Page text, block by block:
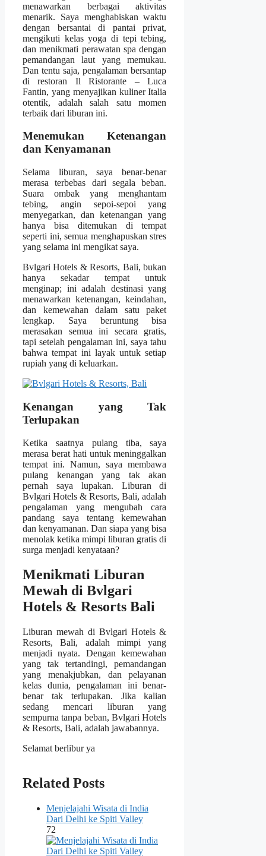
menawarkan berbagai aktivitas
menarik. Saya menghabiskan waktu
dengan bersantai di pantai privat,
mengikuti kelas yoga di tepi tebing,
dan menikmati perawatan spa dengan
pemandangan laut yang memukau.
Dan tentu saja, pengalaman bersantap
di restoran Il Ristorante – Luca
Fantin, yang menyajikan kuliner Italia
otentik, adalah salah satu momen
terbaik dari liburan ini.
Menemukan Ketenangan
dan Kenyamanan
Selama liburan, saya benar-benar
merasa terbebas dari segala beban.
Suara ombak yang menghantam
tebing, angin sepoi-sepoi yang
menyegarkan, dan ketenangan yang
hanya bisa ditemukan di tempat
seperti ini, semua menghapuskan stres
yang selama ini mengikat saya.
Bvlgari Hotels & Resorts, Bali, bukan
hanya sekadar tempat untuk
menginap; ini adalah destinasi yang
menawarkan ketenangan, keindahan,
dan kemewahan dalam satu paket
lengkap. Saya beruntung bisa
merasakan semua ini secara gratis,
tapi setelah pengalaman ini, saya tahu
bahwa tempat ini layak untuk setiap
rupiah yang di keluarkan.
Kenangan yang Tak
Terlupakan
Ketika saatnya pulang tiba, saya
merasa berat hati untuk meninggalkan
tempat ini. Namun, saya membawa
pulang kenangan yang tak akan
pernah saya lupakan. Liburan di
Bvlgari Hotels & Resorts, Bali, adalah
pengalaman yang mengubah cara
pandang saya tentang kemewahan
dan kenyamanan. Dan siapa yang bisa
menolak ketika mimpi liburan gratis di
surga menjadi kenyataan?
Menikmati Liburan
Mewah di Bvlgari
Hotels & Resorts Bali
Liburan mewah di Bvlgari Hotels &
Resorts, Bali, adalah mimpi yang
menjadi nyata. Dengan kemewahan
yang tak tertandingi, pemandangan
yang menakjubkan, dan pelayanan
kelas dunia, pengalaman ini benar-
benar tak terlupakan. Jika kalian
sedang mencari liburan yang
sempurna tanpa beban, Bvlgari Hotels
& Resorts, Bali, adalah jawabannya.
Selamat berlibur ya
Related Posts
Menjelajahi Wisata di India
Dari Delhi ke Spiti Valley
72